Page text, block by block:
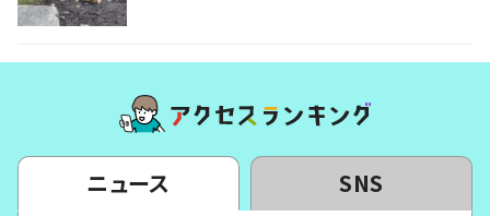
ニュース SNS